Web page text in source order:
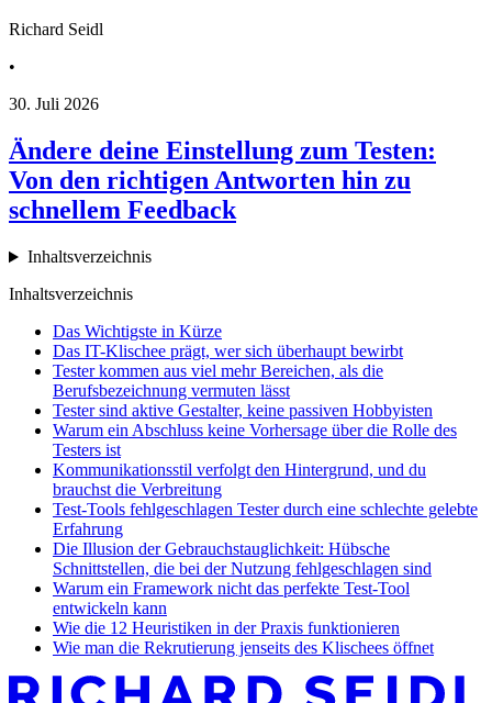
Richard Seidl
•
30. Juli 2026
Ändere deine Einstellung zum Testen:
Von den richtigen Antworten hin zu
schnellem Feedback
Inhaltsverzeichnis
Inhaltsverzeichnis
Das Wichtigste in Kürze
Das IT-Klischee prägt, wer sich überhaupt bewirbt
Tester kommen aus viel mehr Bereichen, als die
Berufsbezeichnung vermuten lässt
Tester sind aktive Gestalter, keine passiven Hobbyisten
Warum ein Abschluss keine Vorhersage über die Rolle des
Testers ist
Kommunikationsstil verfolgt den Hintergrund, und du
brauchst die Verbreitung
Test-Tools fehlgeschlagen Tester durch eine schlechte gelebte
Erfahrung
Die Illusion der Gebrauchstauglichkeit: Hübsche
Schnittstellen, die bei der Nutzung fehlgeschlagen sind
Warum ein Framework nicht das perfekte Test-Tool
entwickeln kann
Wie die 12 Heuristiken in der Praxis funktionieren
Wie man die Rekrutierung jenseits des Klischees öffnet